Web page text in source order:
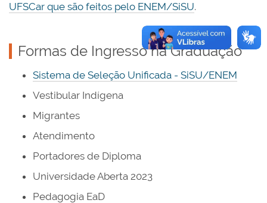
UFSCar que são feitos pelo ENEM/SiSU.
Formas de Ingresso na Graduação
Sistema de Seleção Unificada - SiSU/ENEM
Vestibular Indígena
Migrantes
Atendimento
Portadores de Diploma
Universidade Aberta 2023
Pedagogia EaD